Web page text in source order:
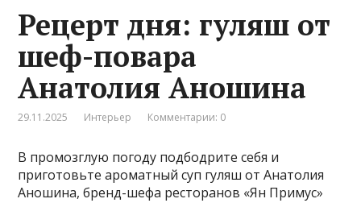
Рецерт дня: гуляш от
шеф-повара
Анатолия Аношина
29.11.2025 Интерьер Комментарии: 0
В промозглую погоду подбодрите себя и
приготовьте ароматный суп гуляш от Анатолия
Аношина, бренд-шефа ресторанов «Ян Примус»